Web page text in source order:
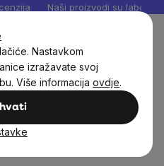
Nastavkom
izražavate svoj
Više informacija ovdje.
Naši proizvodi su
nevenom, 250 ml